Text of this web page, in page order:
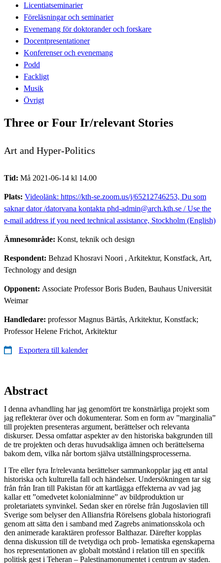
Licentiatseminarier
Föreläsningar och seminarier
Evenemang för doktorander och forskare
Docentpresentationer
Konferenser och evenemang
Podd
Fackligt
Musik
Övrigt
Three or Four Ir/relevant Stories
Art and Hyper-Politics
Tid: Må 2021-06-14 kl 14.00
Plats: Videolänk: https://kth-se.zoom.us/j/65212746253, Du som
saknar dator /datorvana kontakta phd-admin@arch.kth.se / Use the
e-mail address if you need technical assistance, Stockholm (English)
Ämnesområde: Konst, teknik och design
Respondent: Behzad Khosravi Noori , Arkitektur, Konstfack, Art,
Technology and design
Opponent: Associate Professor Boris Buden, Bauhaus Universität
Weimar
Handledare: professor Magnus Bärtås, Arkitektur, Konstfack;
Professor Helene Frichot, Arkitektur
Exportera till kalender
Abstract
I denna avhandling har jag genomfört tre konstnärliga projekt som
jag reflekterar över och dokumenterar. Som en form av ”marginalia”
till projekten presenteras argument, berättelser och relevanta
diskurser. Dessa omfattar aspekter av den historiska bakgrunden till
de tre projekten och deras huvudsakliga ämnen och berättelserna
bakom dem, vilka når bortom själva utställningsprocesserna.
I Tre eller fyra Ir/relevanta berättelser sammankopplar jag ett antal
historiska och kulturella fall och händelser. Undersökningen tar sig
från från Iran till Pakistan för att kartlägga effekterna av vad jag
kallar ett ”omedvetet kolonialminne” av bildproduktion ur
proletariatets synvinkel. Sedan sker en rörelse från Jugoslavien till
Sverige som belyser den Alliansfria Rörelsens globala historiografi
genom att sätta den i samband med Zagrebs animationsskola och
den animerade karaktären professor Balthazar. Därefter kopplas
denna diskussion till de tvetydiga och prob- lematiska egenskaperna
hos representationen av globalt motstånd i relation till en specifik
politisk gest i Teheran – Palestinamonumentet i centrum av staden.